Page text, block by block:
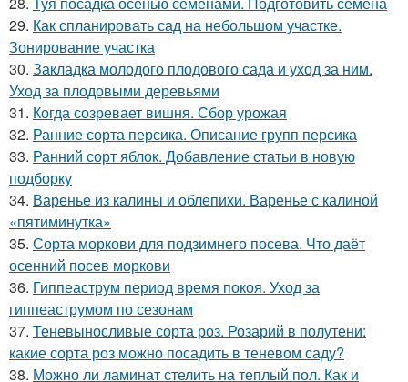
29. Как спланировать сад на небольшом участке.
Зонирование участка
30. Закладка молодого плодового сада и уход за ним.
Уход за плодовыми деревьями
31. Когда созревает вишня. Сбор урожая
32. Ранние сорта персика. Описание групп персика
33. Ранний сорт яблок. Добавление статьи в новую
подборку
34. Варенье из калины и облепихи. Варенье с калиной
«пятиминутка»
35. Сорта моркови для подзимнего посева. Что даёт
осенний посев моркови
36. Гиппеаструм период время покоя. Уход за
гиппеаструмом по сезонам
37. Теневыносливые сорта роз. Розарий в полутени:
какие сорта роз можно посадить в теневом саду?
38. Можно ли ламинат стелить на теплый пол. Как и